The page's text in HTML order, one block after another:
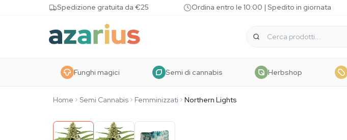
Skip to contentSpedizione gratuita da €25 Ordina entro le 10:00 | Spedito in giornata
Funghi magici Semi di cannabis Herbshop
Home Semi Cannabis Femminizzati Northern Lights